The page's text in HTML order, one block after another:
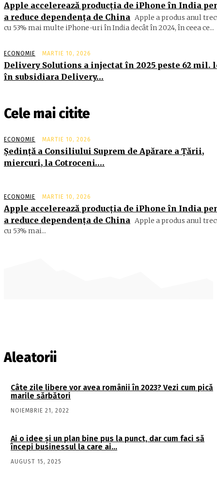
Apple accelerează producția de iPhone în India
a reduce dependența de China Apple a produs anul
cu 53% mai multe iPhone-uri în India decât în 2024, în ceea ce...
ECONOMIE MARTIE 10, 2026
Delivery Solutions a injectat în 2025 peste 62 mil.
în subsidiara Delivery…
Cele mai citite
ECONOMIE MARTIE 10, 2026
Şedinţă a Consiliului Suprem de Apărare a Ţării,
miercuri, la Cotroceni….
ECONOMIE MARTIE 10, 2026
Apple accelerează producția de iPhone în India
a reduce dependența de China Apple a produs anul
cu 53% mai...
Aleatorii
Câte zile libere vor avea românii în 2023? Vezi cum pică
marile sărbători
NOIEMBRIE 21, 2022
Ai o idee şi un plan bine pus la punct, dar cum faci să
începi businessul la care ai…
AUGUST 15, 2025